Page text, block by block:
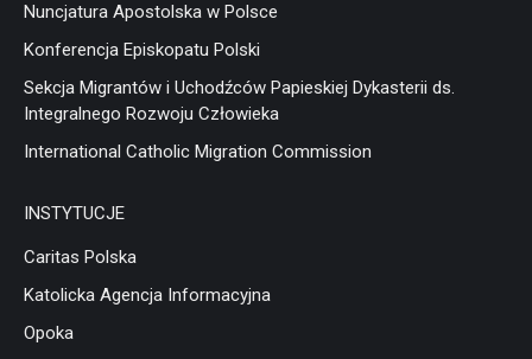
Nuncjatura Apostolska w Polsce
Konferencja Episkopatu Polski
Sekcja Migrantów i Uchodźców Papieskiej Dykasterii ds.
Integralnego Rozwoju Człowieka
International Catholic Migration Commission
INSTYTUCJE
Caritas Polska
Katolicka Agencja Informacyjna
Opoka